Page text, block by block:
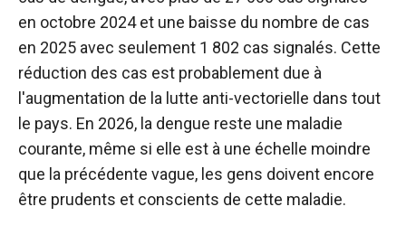
en octobre 2024 et une baisse du nombre de cas
en 2025 avec seulement 1 802 cas signalés. Cette
réduction des cas est probablement due à
l'augmentation de la lutte anti-vectorielle dans tout
le pays. En 2026, la dengue reste une maladie
courante, même si elle est à une échelle moindre
que la précédente vague, les gens doivent encore
être prudents et conscients de cette maladie.